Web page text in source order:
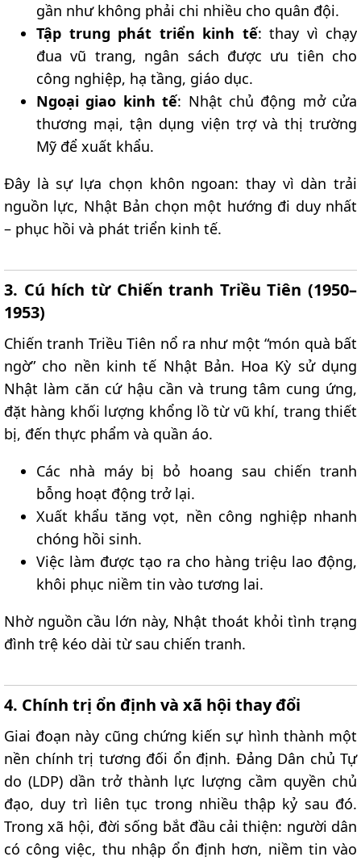
gần như không phải chi nhiều cho quân đội.
Tập trung phát triển kinh tế: thay vì chạy
đua vũ trang, ngân sách được ưu tiên cho
công nghiệp, hạ tầng, giáo dục.
Ngoại giao kinh tế: Nhật chủ động mở cửa
thương mại, tận dụng viện trợ và thị trường
Mỹ để xuất khẩu.
Đây là sự lựa chọn khôn ngoan: thay vì dàn trải
nguồn lực, Nhật Bản chọn một hướng đi duy nhất
– phục hồi và phát triển kinh tế.
3. Cú hích từ Chiến tranh Triều Tiên (1950–
1953)​
Chiến tranh Triều Tiên nổ ra như một “món quà bất
ngờ” cho nền kinh tế Nhật Bản. Hoa Kỳ sử dụng
Nhật làm căn cứ hậu cần và trung tâm cung ứng,
đặt hàng khối lượng khổng lồ từ vũ khí, trang thiết
bị, đến thực phẩm và quần áo.
Các nhà máy bị bỏ hoang sau chiến tranh
bỗng hoạt động trở lại.
Xuất khẩu tăng vọt, nền công nghiệp nhanh
chóng hồi sinh.
Việc làm được tạo ra cho hàng triệu lao động,
khôi phục niềm tin vào tương lai.
Nhờ nguồn cầu lớn này, Nhật thoát khỏi tình trạng
đình trệ kéo dài từ sau chiến tranh.
4. Chính trị ổn định và xã hội thay đổi​
Giai đoạn này cũng chứng kiến sự hình thành một
nền chính trị tương đối ổn định. Đảng Dân chủ Tự
do (LDP) dần trở thành lực lượng cầm quyền chủ
đạo, duy trì liên tục trong nhiều thập kỷ sau đó.
Trong xã hội, đời sống bắt đầu cải thiện: người dân
có công việc, thu nhập ổn định hơn, niềm tin vào